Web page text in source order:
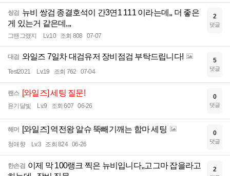
쌍검 뉴비 쌍검 종결호석이 간3연1 111 이라는데,, 더 좋은
게 있는거 같은데,,,
그땐그랬지 Lv.10 조회 808 07-07
2
댓글
대검 와일즈 7일차 대검유저 장비점검 부탁드립니다!
Test2021 Lv.19 조회 762 07-04
5
댓글
랜스 [와일즈] 세팅 질문!
윤기달빛 Lv.9 조회 607 06-26
0
댓글
해머 [와일즈] 역전왕 알슈 뚝빼기깨는 함마 세팅
청애향 Lv.3 조회 824 06-26
0
댓글
한손검 이제 막 100랭크 찍은 뉴비입니다,,고그마 잡을라고
2